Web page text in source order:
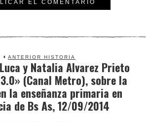
ANTERIOR HISTORIA
Previous
post:
y Natalia Alvarez Prieto
(Canal Metro), sobre la
la enseñanza primaria en
de Bs As, 12/09/2014